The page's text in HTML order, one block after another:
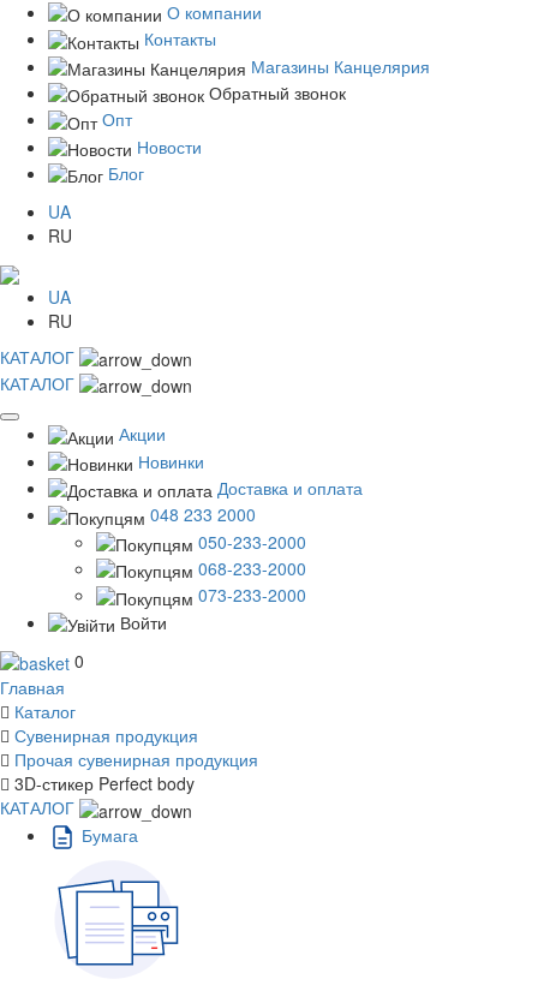
О компании
Контакты
Магазины Канцелярия
Обратный звонок
Опт
Новости
Блог
UA
RU
UA
RU
КАТАЛОГ
КАТАЛОГ
Акции
Новинки
Доставка и оплата
048 233 2000
050-233-2000
068-233-2000
073-233-2000
Войти
0
Главная
Каталог
Сувенирная продукция
Прочая сувенирная продукция
3D-стикер Perfect body
КАТАЛОГ
Бумага